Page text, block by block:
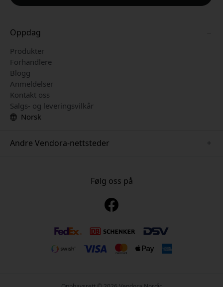
Oppdag
Produkter
Forhandlere
Blogg
Anmeldelser
Kontakt oss
Salgs- og leveringsvilkår
Norsk
Andre Vendora-nettsteder
www.pipetto.se
Følg oss på